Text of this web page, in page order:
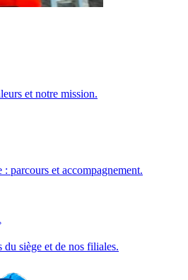
et notre mission.
parcours et accompagnement.
du siège et de nos filiales.